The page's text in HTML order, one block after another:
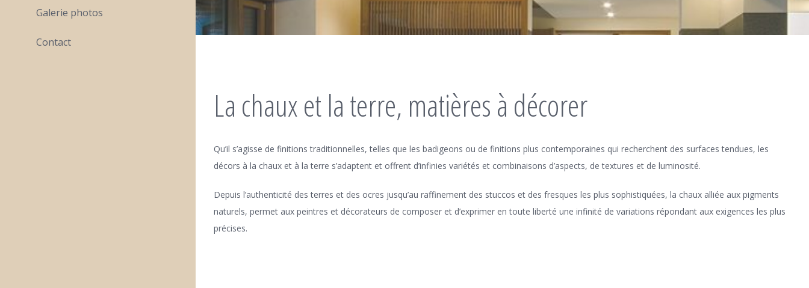
Galerie photos
Contact
La chaux et la terre, matières à décorer
Qu’il s’agisse de finitions traditionnelles, telles que les badigeons ou de finitions plus contemporaines qui recherchent des surfaces tendues, les
décors à la chaux et à la terre s’adaptent et offrent d’infinies variétés et combinaisons d’aspects, de textures et de luminosité.
Depuis l’authenticité des terres et des ocres jusqu’au raffinement des stuccos et des fresques les plus sophistiquées, la chaux alliée aux pigments
naturels, permet aux peintres et décorateurs de composer et d’exprimer en toute liberté une infinité de variations répondant aux exigences les plus
précises.